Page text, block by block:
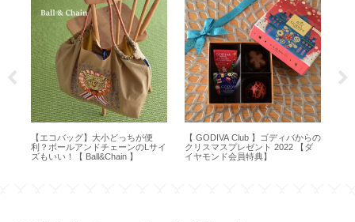
小どっちが便
チェーンのLサイ
】
【 GODIVA Club 】ゴディバからの
クリスマスプレゼント 2022 【ダ
イヤモンド会員特典】
【DAISO 100均】アルファ
スタンプが可愛い♪【MDF
プ／お名前スタンプセット